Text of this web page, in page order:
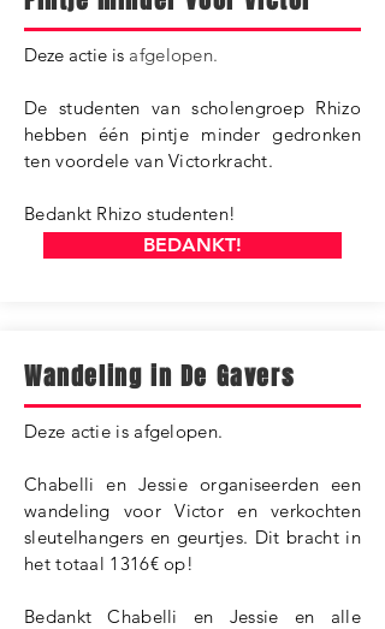
​Deze actie is afgelopen.
De studenten van scholengroep Rhizo
hebben één pintje minder gedronken
ten voordele van Victorkracht.
Bedankt Rhizo studenten!
BEDANKT!
Wandeling in De Gavers
Deze actie is afgelopen.​
Chabelli en Jessie organiseerden een
wandeling voor Victor en verkochten
sleutelhangers en geurtjes. Dit bracht in
het totaal 1316€ op!
Bedankt Chabelli en Jessie en alle